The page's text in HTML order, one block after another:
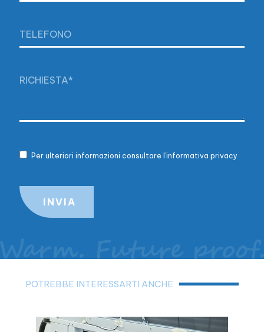
Per ulteriori informazioni consultare l'informativa privacy
POTREBBE INTERESSARTI ANCHE